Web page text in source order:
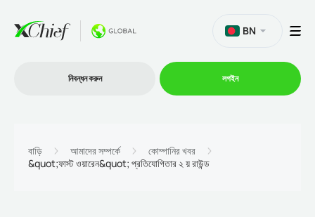
BN
নিবন্ধন করুন লগইন
বাড়ি আমাদের সম্পর্কে
কোম্পানির খবর
&quot;ফাস্ট ওয়ারেন&quot; প্রতিযোগিতার ২ য় রাউন্ড